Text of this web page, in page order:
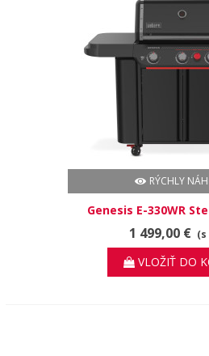
RÝCHLY
Genesis E-330WR
Plynový gril
1 499,00 € (s
VLOŽIŤ DO